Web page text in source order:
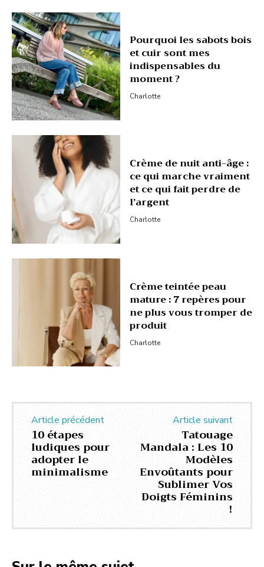
Pourquoi les sabots bois
et cuir sont mes
indispensables du
moment ?
Charlotte
Crème de nuit anti-âge :
ce qui marche vraiment
et ce qui fait perdre de
l’argent
Charlotte
Crème teintée peau
mature : 7 repères pour
ne plus vous tromper de
produit
Charlotte
Article précédent
10 étapes
ludiques pour
adopter le
minimalisme
Article suivant
Tatouage
Mandala : Les 10
Modèles
Envoûtants pour
Sublimer Vos
Doigts Féminins
!